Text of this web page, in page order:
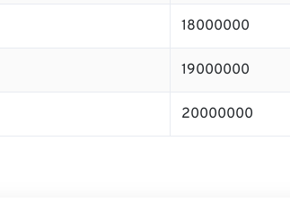
18000000
19000000
20000000